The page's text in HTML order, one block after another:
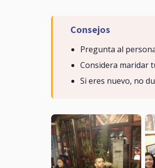
Consejos
Pregunta al
Considera maridar
Si eres nuevo, no